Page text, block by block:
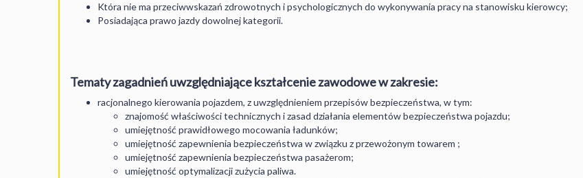
Która nie ma przeciwwskazań zdrowotnych i psychologicznych do wykonywania pracy na stanowisku kierowcy;
Posiadająca prawo jazdy dowolnej kategorii.
Tematy zagadnień uwzględniające kształcenie zawodowe w zakresie:
racjonalnego kierowania pojazdem, z uwzględnieniem przepisów bezpieczeństwa, w tym:
znajomość właściwości technicznych i zasad działania elementów bezpieczeństwa pojazdu;
umiejętność prawidłowego mocowania ładunków;
umiejętność zapewnienia bezpieczeństwa w związku z przewożonym towarem ;
umiejętność zapewnienia bezpieczeństwa pasażerom;
umiejętność optymalizacji zużycia paliwa.